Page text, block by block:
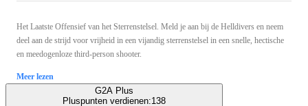
Het Laatste Offensief van het Sterrenstelsel. Meld je aan bij de Helldivers en neem
deel aan de strijd voor vrijheid in een vijandig sterrenstelsel in een snelle, hectische
en meedogenloze third-person shooter.
Meer lezen
G2A Plus
Pluspunten verdienen:138